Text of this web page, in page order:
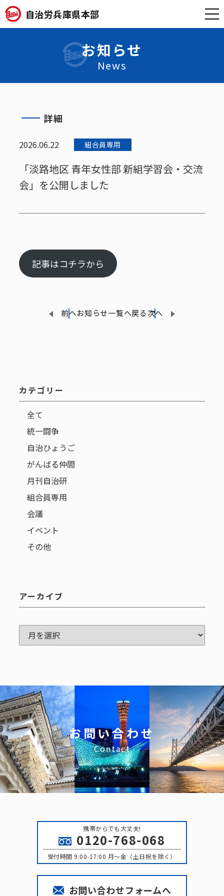
自治労兵庫県本部
お知らせ
News
詳細
2026.06.22 組合員専用
「淡路地区 青年女性部 新組学習会・交流
会」を公開しました
記事はコチラから
前へお知らせ一覧へ戻る次へ
カテゴリー
全て
統一闘争
自治ひょうご
がんばる仲間
月刊自治研
組合員専用
会議
イベント
その他
アーカイブ
ア
お問い合わせ
Contact
携帯からでも大丈夫!
0120-768-068
受付時間 9:00-17:00 月〜金（土日祝を除く）
お問い合わせフォームへ